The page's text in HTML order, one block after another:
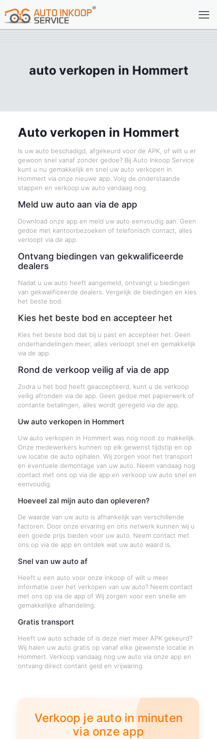
auto verkopen in Hommert
Auto verkopen in Hommert
Is uw auto beschadigd, afgekeurd voor de APK, of wilt u er
gewoon snel vanaf zonder gedoe? Bij Auto Inkoop Service
kunt u nu gemakkelijk en snel uw auto verkopen in
Hommert via onze nieuwe app. Volg de onderstaande
stappen en verkoop uw auto vandaag nog.
Meld uw auto aan via de app
Download onze app en meld uw auto eenvoudig aan. Geen
gedoe met kantoorbezoeken of telefonisch contact, alles
verloopt via de app.
Ontvang biedingen van gekwalificeerde
dealers
Nadat u uw auto heeft aangemeld, ontvangt u biedingen
van gekwalificeerde dealers. Vergelijk de biedingen en kies
het beste bod.
Kies het beste bod en accepteer het
Kies het beste bod dat bij u past en accepteer het. Geen
onderhandelingen meer, alles verloopt snel en gemakkelijk
via de app.
Rond de verkoop veilig af via de app
Zodra u het bod heeft geaccepteerd, kunt u de verkoop
veilig afronden via de app. Geen gedoe met papierwerk of
contante betalingen, alles wordt geregeld via de app.
Uw auto verkopen in Hommert
Uw auto verkopen in Hommert was nog nooit zo makkelijk.
Onze medewerkers kunnen op elk gewenst tijdstip en op
uw locatie de auto ophalen. Wij zorgen voor het transport
en eventuele demontage van uw auto. Neem vandaag nog
contact met ons op via de app en verkoop uw auto snel en
eenvoudig.
Hoeveel zal mijn auto dan opleveren?
De waarde van uw auto is afhankelijk van verschillende
factoren. Door onze ervaring en ons netwerk kunnen wij u
een goede prijs bieden voor uw auto. Neem contact met
ons op via de app en ontdek wat uw auto waard is.
Snel van uw auto af
Heeft u een auto voor onze inkoop of wilt u meer
informatie over het verkopen van uw auto? Neem contact
met ons op via de app of Wij zorgen voor een snelle en
gemakkelijke afhandeling.
Gratis transport
Heeft uw auto schade of is deze niet meer APK gekeurd?
Wij halen uw auto gratis op vanaf elke gewenste locatie in
Hommert. Verkoop vandaag nog uw auto via onze app en
ontvang direct contant geld en vrijwaring.
Verkoop je auto in minuten
via onze app